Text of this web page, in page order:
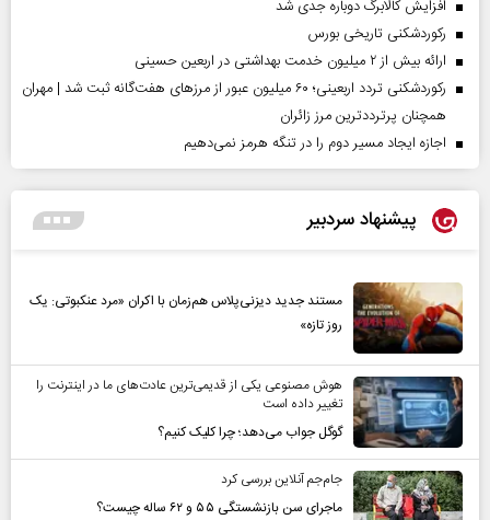
افزایش کالابرگ دوباره جدی شد
رکوردشکنی تاریخی بورس
ارائه بیش از ۲ میلیون خدمت بهداشتی در اربعین حسینی
رکوردشکنی تردد اربعینی؛ ۶۰ میلیون عبور از مرزهای هفت‌گانه ثبت شد | مهران
همچنان پرترددترین مرز زائران
اجازه ایجاد مسیر دوم را در تنگه هرمز نمی‌دهیم
پیشنهاد سردبیر
مستند جدید دیزنی‌پلاس هم‌زمان با اکران «مرد عنکبوتی: یک
روز تازه»
هوش مصنوعی یکی از قدیمی‌ترین عادت‌های ما در اینترنت را
تغییر داده است
گوگل جواب می‌دهد؛ چرا کلیک کنیم؟
جام‌جم آنلاین بررسی کرد
ماجرای سن بازنشستگی ۵۵ و ۶۲ ساله چیست؟